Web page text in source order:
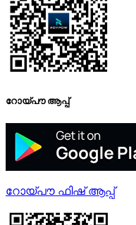
റോയ്‌പൗ ആപ്പ്
റോയ്‌പൗ ഫിഷ് ആപ്പ്